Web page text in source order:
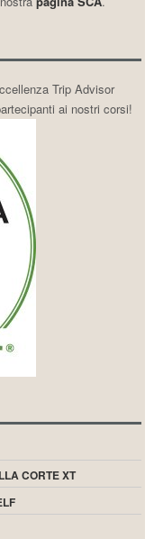
le regole della
e miscelazione del
i vostri clienti
e del coffee
!
per le aree Barista
Foundation,
Trip Advisor
ai nostri corsi!